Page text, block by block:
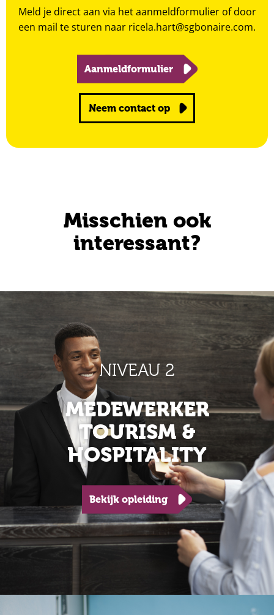
Meld je direct aan via het aanmeldformulier of door
een mail te sturen naar ricela.hart@sgbonaire.com.
Aanmeldformulier
Neem contact op
Misschien ook
interessant?
NIVEAU 2
MEDEWERKER
TOURISM &
HOSPITALITY
Bekijk opleiding